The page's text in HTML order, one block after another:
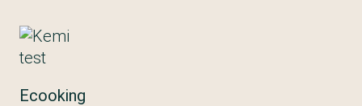
Ecooking